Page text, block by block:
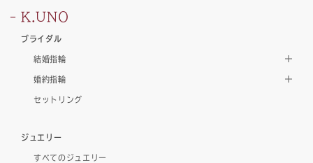
K.UNO
ブライダル
結婚指輪
婚約指輪
セットリング
ジュエリー
すべてのジュエリー